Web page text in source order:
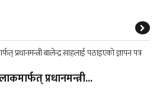
प्रधानमन्त्री...